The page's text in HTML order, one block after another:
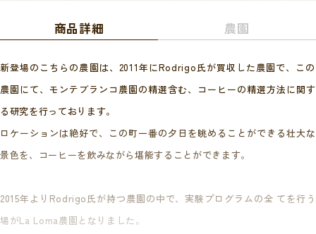
商品詳細 農園
新登場のこちらの農園は、2011年にRodrigo氏が買収した農園で、この
農園にて、モンテブランコ農園の精選含む、コーヒーの精選方法に関す
る研究を行っております。
ロケーションは絶好で、この町一番の夕日を眺めることができる壮大な
景色を、コーヒーを飲みながら堪能することができます。
2015年よりRodrigo氏が持つ農園の中で、実験プログラムの全 てを行う
場がLa Loma農園となりました。